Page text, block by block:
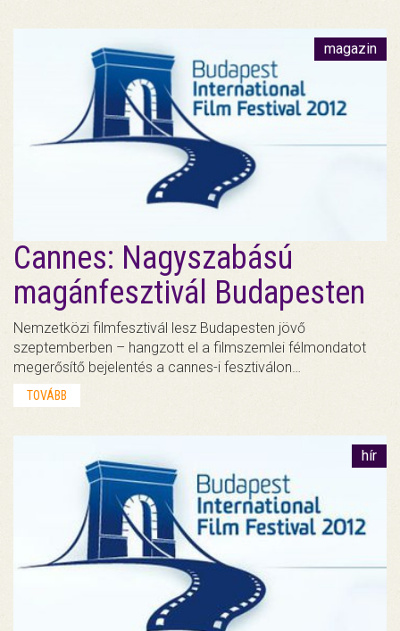
magazin
Cannes: Nagyszabású
magánfesztivál Budapesten
Nemzetközi filmfesztivál lesz Budapesten jövő
szeptemberben – hangzott el a filmszemlei félmondatot
megerősítő bejelentés a cannes-i fesztiválon…
TOVÁBB
hír